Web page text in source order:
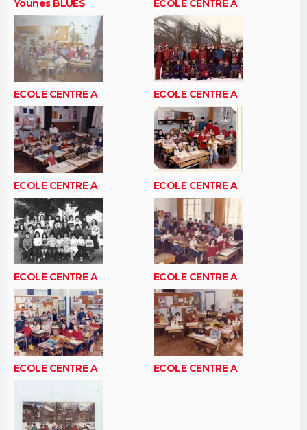
Younes BLUES ECOLE CENTRE A
ECOLE CENTRE A ECOLE CENTRE A
ECOLE CENTRE A ECOLE CENTRE A
ECOLE CENTRE A ECOLE CENTRE A
ECOLE CENTRE A ECOLE CENTRE A